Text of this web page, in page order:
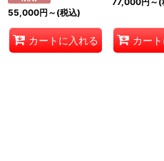
55,000円 ～ (税込)
カートに入れる カー